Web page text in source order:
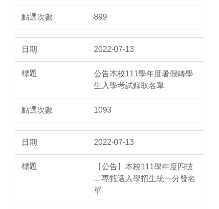
899
2022-07-13
公告本校111學年度暑假轉學
生入學考試錄取名單
1093
2022-07-13
【公告】本校111學年度四技
二專甄選入學招生統一分發名
單